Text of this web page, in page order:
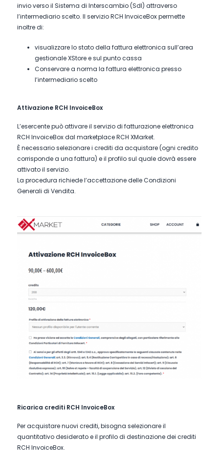
invio verso il Sistema di Interscambio (SdI) attraverso
l’intermediario scelto. Il servizio RCH InvoiceBox permette
inoltre di:
visualizzare lo stato della fattura elettronica sull’area
gestionale XStore e sul punto cassa
Conservare a norma la fattura elettronica presso
l’intermediario scelto
Attivazione RCH InvoiceBox
L’esercente può attivare il servizio di fatturazione elettronica
RCH InvoiceBox dal marketplace RCH XMarket.
È necessario selezionare i crediti da acquistare (ogni credito
corrisponde a una fattura) e il profilo sul quale dovrà essere
attivato il servizio.
La procedura richiede l’accettazione delle Condizioni
Generali di Vendita.
Ricarica crediti RCH InvoiceBox
Per acquistare nuovi crediti, bisogna selezionare il
quantitativo desiderato e il profilo di destinazione dei crediti
RCH InvoiceBox.